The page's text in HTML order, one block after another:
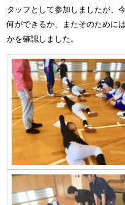
タッフとして参加しましたが、
何ができるか、またそのために
かを確認しました。